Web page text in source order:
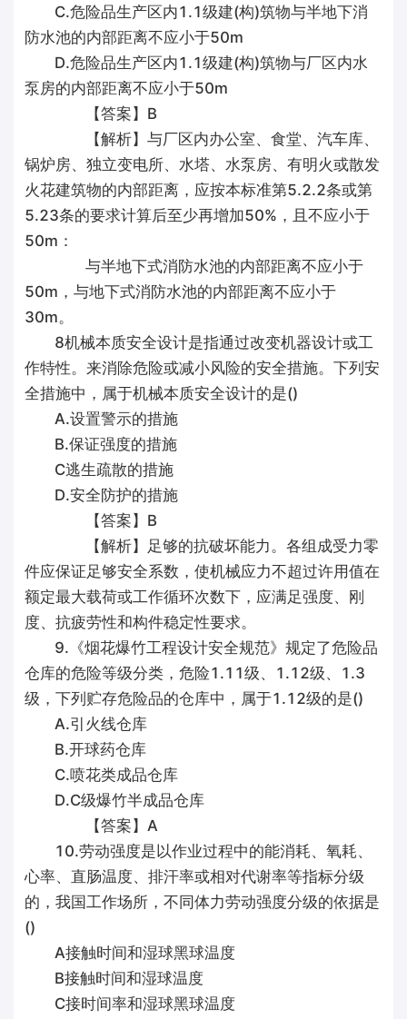
C.危险品生产区内1.1级建(构)筑物与半地下消
防水池的内部距离不应小于50m
D.危险品生产区内1.1级建(构)筑物与厂区内水
泵房的内部距离不应小于50m
【答案】B
【解析】与厂区内办公室、食堂、汽车库、
锅炉房、独立变电所、水塔、水泵房、有明火或散发
火花建筑物的内部距离，应按本标准第5.2.2条或第
5.23条的要求计算后至少再增加50%，且不应小于
50m：
与半地下式消防水池的内部距离不应小于
50m，与地下式消防水池的内部距离不应小于
30m。
8机械本质安全设计是指通过改变机器设计或工
作特性。来消除危险或减小风险的安全措施。下列安
全措施中，属于机械本质安全设计的是()
A.设置警示的措施
B.保证强度的措施
C逃生疏散的措施
D.安全防护的措施
【答案】B
【解析】足够的抗破坏能力。各组成受力零
件应保证足够安全系数，使机械应力不超过许用值在
额定最大载荷或工作循环次数下，应满足强度、刚
度、抗疲劳性和构件稳定性要求。
9.《烟花爆竹工程设计安全规范》规定了危险品
仓库的危险等级分类，危险1.11级、1.12级、1.3
级，下列贮存危险品的仓库中，属于1.12级的是()
A.引火线仓库
B.开球药仓库
C.喷花类成品仓库
D.C级爆竹半成品仓库
【答案】A
10.劳动强度是以作业过程中的能消耗、氧耗、
心率、直肠温度、排汗率或相对代谢率等指标分级
的，我国工作场所，不同体力劳动强度分级的依据是
()
A接触时间和湿球黑球温度
B接触时间和湿球温度
C接时间率和湿球黑球温度